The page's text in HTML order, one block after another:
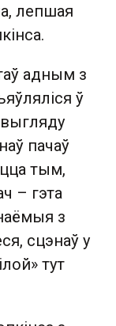
лепшая
адным з
ў
выгляду
пачаў
тым,
– гэта
з
сцэнаў у
тут